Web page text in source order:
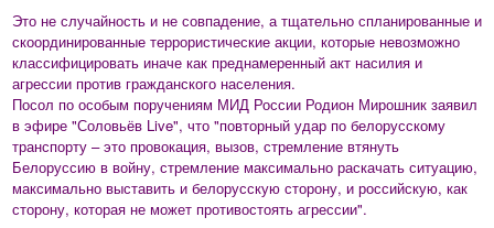
Это не случайность и не совпадение, а тщательно спланированные и
скоординированные террористические акции, которые невозможно
классифицировать иначе как преднамеренный акт насилия и
агрессии против гражданского населения.
Посол по особым поручениям МИД России Родион Мирошник заявил
в эфире "Соловьёв Live", что "повторный удар по белорусскому
транспорту – это провокация, вызов, стремление втянуть
Белоруссию в войну, стремление максимально раскачать ситуацию,
максимально выставить и белорусскую сторону, и российскую, как
сторону, которая не может противостоять агрессии".